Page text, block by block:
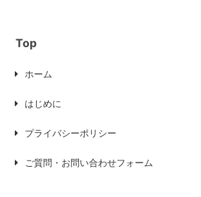
Top
ホーム
はじめに
プライバシーポリシー
ご質問・お問い合わせフォーム